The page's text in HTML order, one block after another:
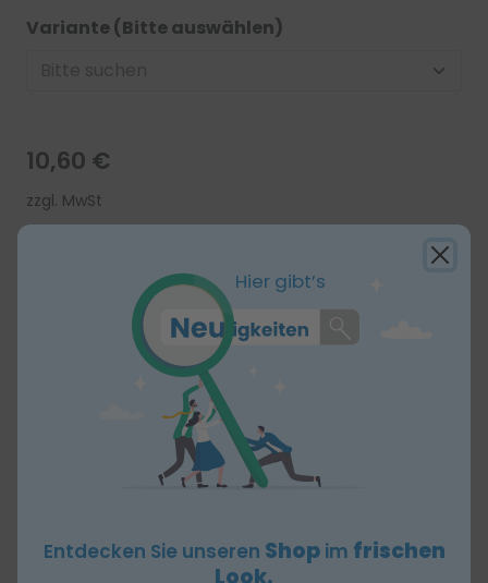
Variante (Bitte auswählen)
10,60 €
zzgl. MwSt
Stückzahl:
In den Warenkorb
Produktbeschreibung
Sprechstundenbedarf: abrechenbar
Zellstoff-Vlies-Kompresse | Aus
hochgebleichtem Verbandzellstoff, mit
Hier gibt’s
Entdecken Sie unseren Shop im frischen
Look.